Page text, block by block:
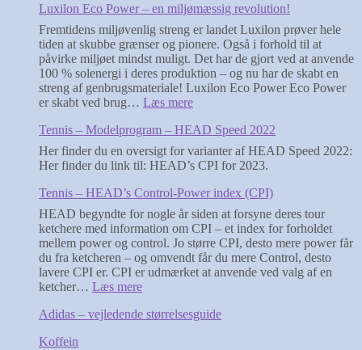
shop
lukket
22/11-
2024
–
for
SKAT
😉
Luxilon Eco Power – en miljømæssig revolution!
Fremtidens miljøvenlig streng er landet Luxilon prøver hele
tiden at skubbe grænser og pionere. Også i forhold til at
påvirke miljøet mindst muligt. Det har de gjort ved at anvende
100 % solenergi i deres produktion – og nu har de skabt en
streng af genbrugsmateriale! Luxilon Eco Power Eco Power
er skabt ved brug… Læs mere:
Eco
Power
–
en
miljømæssig
revolution!
Tennis – Modelprogram – HEAD Speed 2022
Her finder du en oversigt for varianter af HEAD Speed 2022:
Her finder du link til: HEAD’s CPI for 2023.
Tennis – HEAD’s Control-Power index (CPI)
HEAD begyndte for nogle år siden at forsyne deres tour
ketchere med information om CPI – et index for forholdet
mellem power og control. Jo større CPI, desto mere power får
du fra ketcheren – og omvendt får du mere Control, desto
lavere CPI er. CPI er udmærket at anvende ved valg af en
ketcher… Læs mere:
–
Adidas – vejledende størrelsesguide
Koffein